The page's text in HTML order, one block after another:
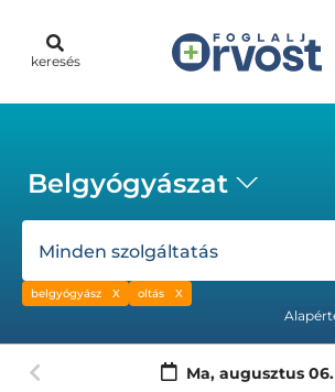
keresés
Belgyógyászat
Minden szolgáltatás
belgyógyász oltás
Ma, augusztus 06.